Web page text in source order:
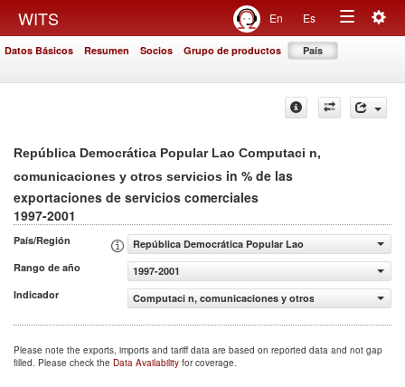
WITS En Es
Toggle
Datos Básicos Resumen Socios Grupo de productos País
República Democrática Popular Lao Computaci n,
comunicaciones y otros servicios in % de las
exportaciones de servicios comerciales
1997-2001
País/Región
República Democrática Popular Lao
Rango de año
1997-2001
Indicador
Computaci n, comunicaciones y otros servicios (% de
Please note the exports, imports and tariff data are based on reported data and not gap
filled. Please check the Data Availability for coverage.